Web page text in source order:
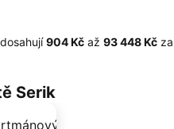
‎904 Kč až ‎93 448 Kč za
Serik